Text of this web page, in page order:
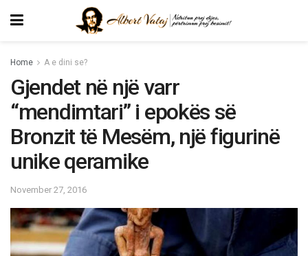
Home A e dini se?
Gjendet në një varr
“mendimtari” i epokës së
Bronzit të Mesëm, një figurinë
unike qeramike
November 27, 2016